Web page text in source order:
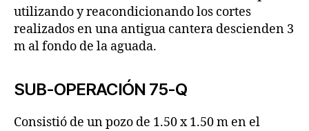
utilizando y reacondicionando los cortes
realizados en una antigua cantera descienden 3
m al fondo de la aguada.
SUB-OPERACIÓN 75-Q
Consistió de un pozo de 1.50 x 1.50 m en el